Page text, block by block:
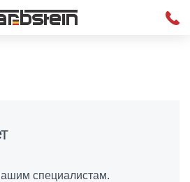
специалистам.